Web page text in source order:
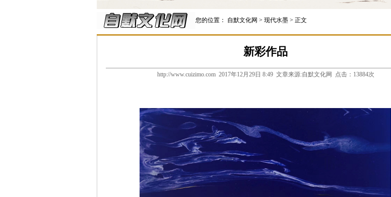
您的位置： 自默文化网 > 现代水墨 > 正文
新彩作品
http://www.cuizimo.com 2017年12月29日 8:49 文章来源:自默文化网 点击：13884次